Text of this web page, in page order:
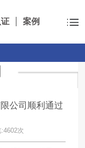
案例
公司顺利通过
次